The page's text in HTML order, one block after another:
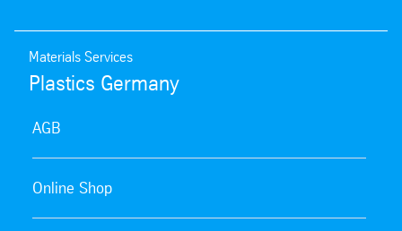
Materials Services
Plastics Germany
AGB
Online Shop